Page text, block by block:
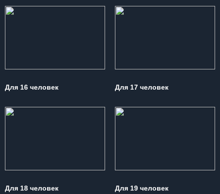
Для 16 человек Для 17 человек
Для 18 человек Для 19 человек